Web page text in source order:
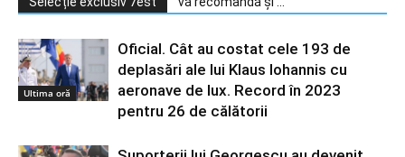
Ultima oră
Oficial. Cât au costat cele 193 de
deplasări ale lui Klaus Iohannis cu
aeronave de lux. Record în 2023
pentru 26 de călătorii